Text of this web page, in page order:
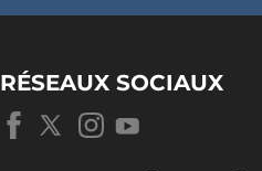
RÉSEAUX SOCIAUX